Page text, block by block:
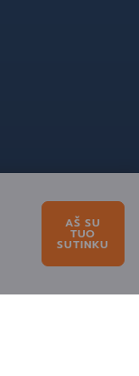
AŠ SU
TUO
SUTINKU